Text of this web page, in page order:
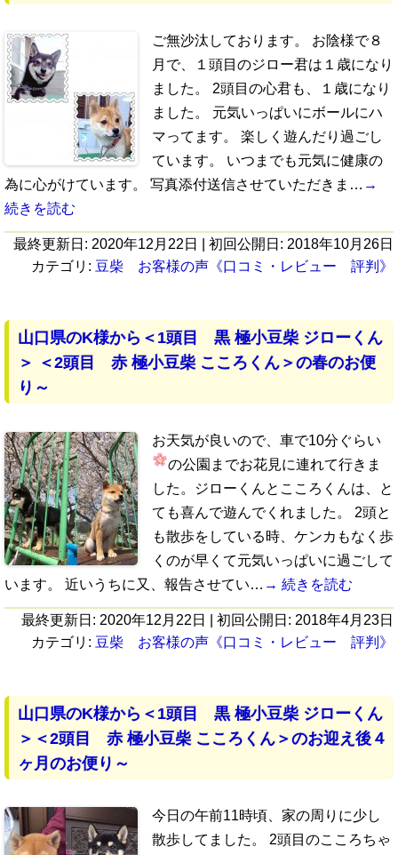
ご無沙汰しております。 お陰様で８
月で、１頭目のジロー君は１歳になり
ました。 2頭目の心君も、１歳になり
ました。 元気いっぱいにボールにハ
マってます。 楽しく遊んだり過ごし
ています。 いつまでも元気に健康の
為に心がけています。 写真添付送信させていただきま… →
続きを読む
最終更新日: 2020年12月22日 | 初回公開日: 2018年10月26日
カテゴリ: 豆柴 お客様の声《口コミ・レビュー 評判》
山口県のK様から＜1頭目 黒 極小豆柴 ジローくん
＞ ＜2頭目 赤 極小豆柴 こころくん＞の春のお便
り～
お天気が良いので、車で10分ぐらい
の公園までお花見に連れて行きま
した。ジローくんとこころくんは、と
ても喜んで遊んでくれました。 2頭と
も散歩をしている時、ケンカもなく歩
くのが早くて元気いっぱいに過ごして
います。 近いうちに又、報告させてい… → 続きを読む
最終更新日: 2020年12月22日 | 初回公開日: 2018年4月23日
カテゴリ: 豆柴 お客様の声《口コミ・レビュー 評判》
山口県のK様から＜1頭目 黒 極小豆柴 ジローくん
＞＜2頭目 赤 極小豆柴 こころくん＞のお迎え後４
ヶ月のお便り～
今日の午前11時頃、家の周りに少し
散歩してました。 2頭目のこころちゃ